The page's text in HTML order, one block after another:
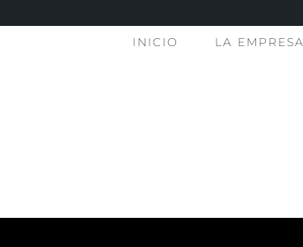
INICIO LA EMPRESA